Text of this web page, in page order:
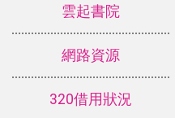
雲起書院
網路資源
320借用狀況